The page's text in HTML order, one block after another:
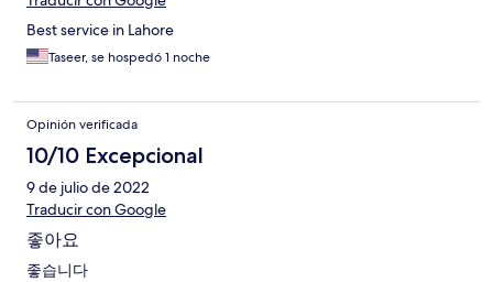
Best service in Lahore
Taseer, se hospedó 1 noche
Opinión verificada
10/10 Excepcional
9 de julio de 2022
Traducir con Google
좋아요
좋습니다